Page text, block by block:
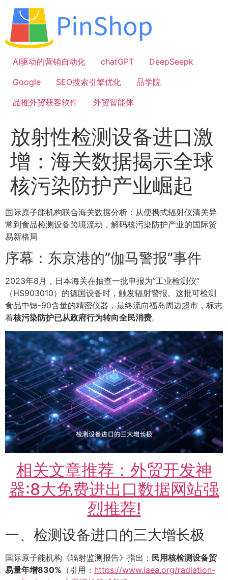
容
AI驱动的营销自动化
chatGPT
DeepSeepk
Google
SEO搜索引擎优化
品学院
品推外贸获客软件
外贸智能体
放射性检测设备进口激
增：海关数据揭示全球
核污染防护产业崛起
国际原子能机构联合海关数据分析：从便携式辐射仪清关异
常到食品检测设备跨境流动，解码核污染防护产业的国际贸
易新格局
序幕：东京港的”伽马警报”事件
2023年8月，日本海关在抽查一批申报为”工业检测仪”
（HS903010）的德国设备时，触发辐射警报。这批可检测
食品中锶-90含量的精密仪器，最终流向福岛周边超市，标志
着核污染防护已从政府行为转向全民消费。
相关文章推荐：外贸开发神
器:8大免费进出口数据网站强
烈推荐!
一、检测设备进口的三大增长极
国际原子能机构《辐射监测报告》指出： 民用核检测设备贸
易量年增830% （引用： https://www.iaea.org/radiation-